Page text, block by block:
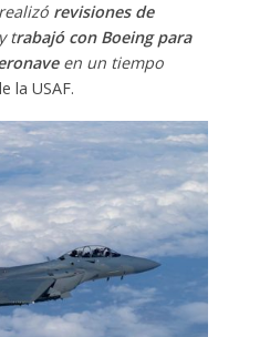
revisiones de
trabajó con Boeing para
en un tiempo
la USAF.